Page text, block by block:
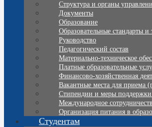
Структура и органы
Документы
Образование
Образовательные стандарты и
Руководство
Педагогический состав
Материально-техническое
Платные образовательные
Финансово-хозяйственная
Вакантные места для приема
Стипендии и меры
Международное
Организация питания в
Студентам